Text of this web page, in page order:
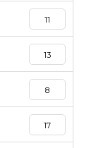
11
13
8
17